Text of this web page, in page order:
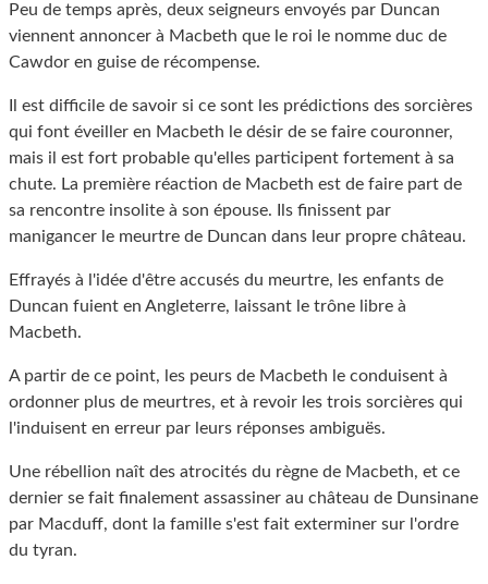
Peu de temps après, deux seigneurs envoyés par Duncan
viennent annoncer à Macbeth que le roi le nomme duc de
Cawdor en guise de récompense.
Il est difficile de savoir si ce sont les prédictions des sorcières
qui font éveiller en Macbeth le désir de se faire couronner,
mais il est fort probable qu'elles participent fortement à sa
chute. La première réaction de Macbeth est de faire part de
sa rencontre insolite à son épouse. Ils finissent par
manigancer le meurtre de Duncan dans leur propre château.
Effrayés à l'idée d'être accusés du meurtre, les enfants de
Duncan fuient en Angleterre, laissant le trône libre à
Macbeth.
A partir de ce point, les peurs de Macbeth le conduisent à
ordonner plus de meurtres, et à revoir les trois sorcières qui
l'induisent en erreur par leurs réponses ambiguës.
Une rébellion naît des atrocités du règne de Macbeth, et ce
dernier se fait finalement assassiner au château de Dunsinane
par Macduff, dont la famille s'est fait exterminer sur l'ordre
du tyran.